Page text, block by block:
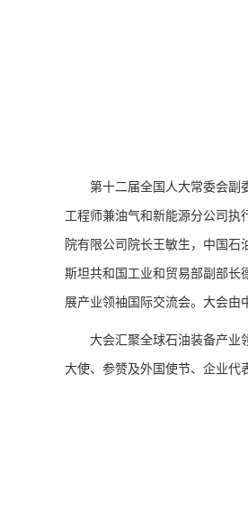
第十二届全国人大常委会副
工程师兼油气和新能源分公司执
院有限公司院长王敏生，中国
斯坦共和国工业和贸易部副部长
展产业领袖国际交流会。大会由
大会汇聚全球石油装备产业
大使、参赞及外国使节、企业代